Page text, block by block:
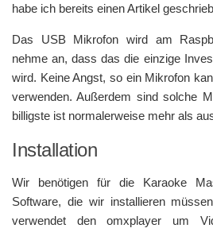
habe ich bereits einen Artikel
Das USB Mikrofon wird am
nehme an, dass das die einzige
wird. Keine Angst, so ein Mikrofon
verwenden. Außerdem sind solche
billigste ist normalerweise mehr als
Installation
Wir benötigen für die Karaoke
Software, die wir installieren
verwendet den omxplayer um